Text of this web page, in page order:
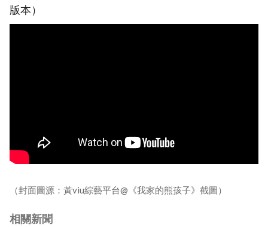
版本）
（封面圖源：黃viu綜藝平台@《我家的熊孩子》截圖）
相關新聞